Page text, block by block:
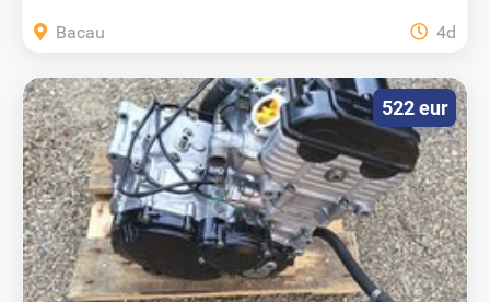
Bacau 4d
522 eur